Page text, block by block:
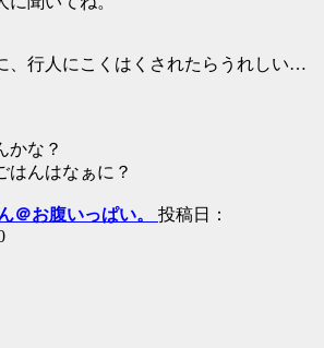
、行人にこくはくされたらうれしい…
かな？
はんはなぁに？
＠お腹いっぱい。 投稿日：
)